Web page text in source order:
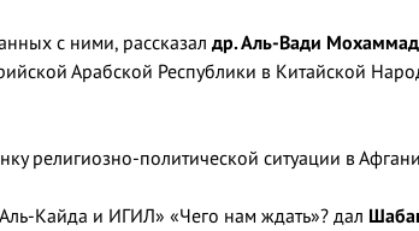
с ними, рассказал др. Аль-Вади
Арабской Республики в Китайской
религиозно-политической ситуации в
Кайда и ИГИЛ» «Чего нам ждать»? дал